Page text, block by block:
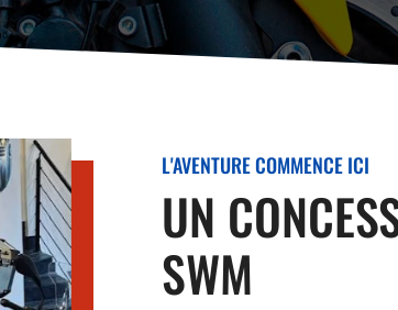
L'AVENTURE COMMENCE ICI
UN
SWM